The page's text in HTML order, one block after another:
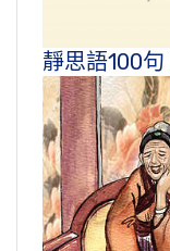
靜思語100句